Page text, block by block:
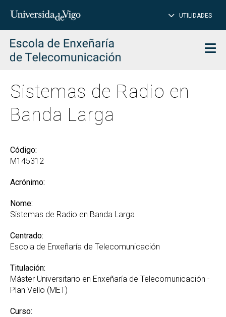
Introduce
para
buscar
UTILIDADES
Sistemas de Radio en
Banda Larga
Código:
M145312
Acrónimo:
Nome:
Sistemas de Radio en Banda Larga
Centrado:
Escola de Enxeñaría de Telecomunicación
Titulación:
Máster Universitario en Enxeñaría de Telecomunicación -
Plan Vello (MET)
Curso: